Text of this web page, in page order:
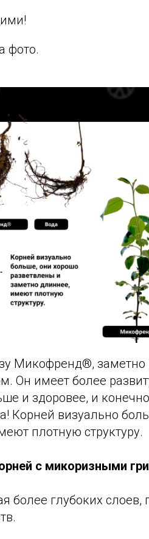
фото.
Микофренд®, заметно
Он имеет более
и здоровее, и
Корней визуально
плотную структуру.
с микоризными
более глубоких слоев,